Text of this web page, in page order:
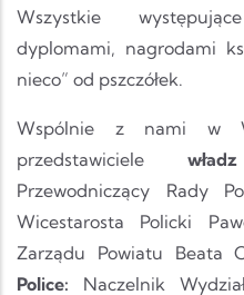
Wszystkie
dyplomami, nagrodami
nieco” od pszczółek.
Wspólnie z nami w
przedstawiciele
Przewodniczący Rady
Wicestarosta Policki
Zarządu Powiatu Beata
Police: Naczelnik